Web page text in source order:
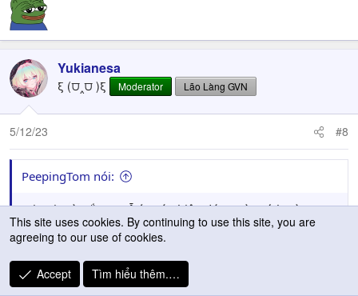
Yukianesa
ξ (⩌‸⩌ )ξ Moderator Lão Làng GVN
5/12/23 #8
PeepingTom nói:
Miami mà trắng, mễ éo có nhiêu đứa, toàn ních gà
không. Vl woke. Cả cái trailer 2/3 thời lượng và nhân vật
toàn đen và đen, đã thế còn xấu, béo. Cả trailer có mỗi
em này là múi mít. Có đặc sản mà bố mày pre-order
This site uses cookies. By continuing to use this site, you are
agreeing to our use of cookies.
Accept Tìm hiểu thêm.…